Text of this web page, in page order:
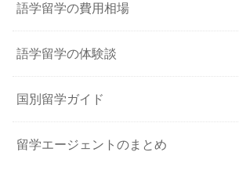
語学留学の費用相場
語学留学の体験談
国別留学ガイド
留学エージェントのまとめ